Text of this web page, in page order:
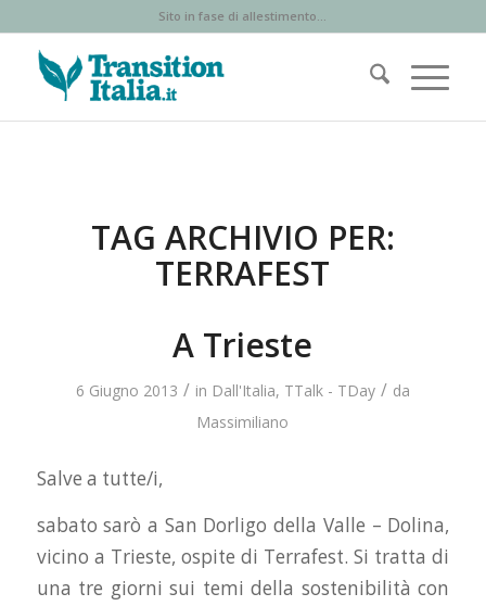
Sito in fase di allestimento...
TAG ARCHIVIO PER:
TERRAFEST
A Trieste
6 Giugno 2013 / in Dall'Italia, TTalk - TDay / da
Massimiliano
Salve a tutte/i,
sabato sarò a San Dorligo della Valle – Dolina,
vicino a Trieste, ospite di Terrafest. Si tratta di
una tre giorni sui temi della sostenibilità con